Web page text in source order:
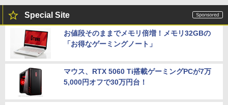
Special Site
お値段そのままでメモリ倍増！メモリ32GBの
「お得なゲーミングノート」
マウス、RTX 5060 Ti搭載ゲーミングPCが7万
5,000円オフで30万円台！